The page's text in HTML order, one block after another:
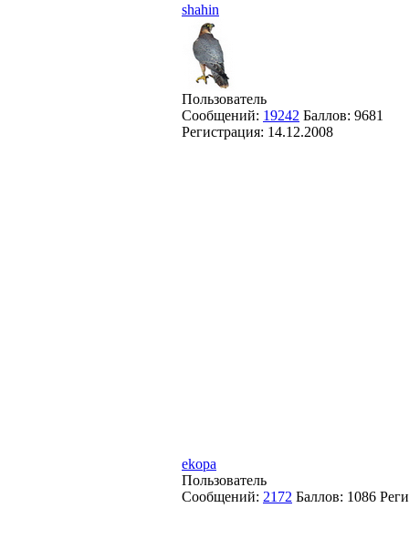
shahin
Пользователь
Сообщений: 19242 Баллов: 9681
Регистрация: 14.12.2008
ekopa
Пользователь
Сообщений: 2172 Баллов: 1086